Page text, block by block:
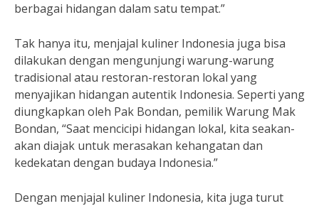
berbagai hidangan dalam satu tempat.”
Tak hanya itu, menjajal kuliner Indonesia juga bisa
dilakukan dengan mengunjungi warung-warung
tradisional atau restoran-restoran lokal yang
menyajikan hidangan autentik Indonesia. Seperti yang
diungkapkan oleh Pak Bondan, pemilik Warung Mak
Bondan, “Saat mencicipi hidangan lokal, kita seakan-
akan diajak untuk merasakan kehangatan dan
kedekatan dengan budaya Indonesia.”
Dengan menjajal kuliner Indonesia, kita juga turut